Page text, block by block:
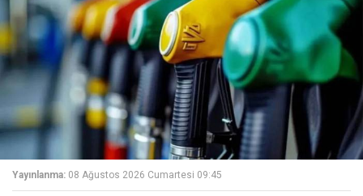
Yayınlanma: 08 Ağustos 2026 Cumartesi 09:45